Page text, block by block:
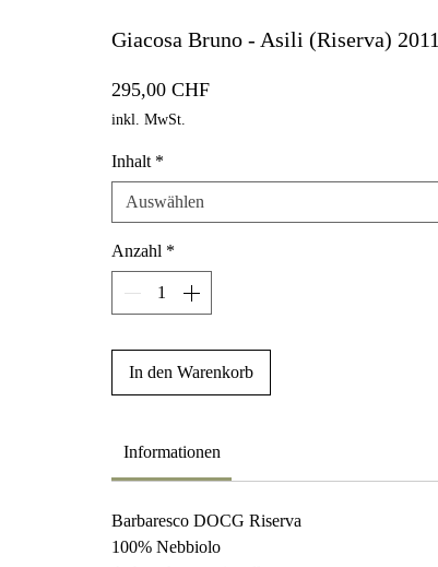
Giacosa Bruno - Asili (Riserva) 2011
295,00 CHFPreis
inkl. MwSt.
Inhalt *
Auswählen
Anzahl *
In den Warenkorb
Informationen
Barbaresco DOCG Riserva
100% Nebbiolo